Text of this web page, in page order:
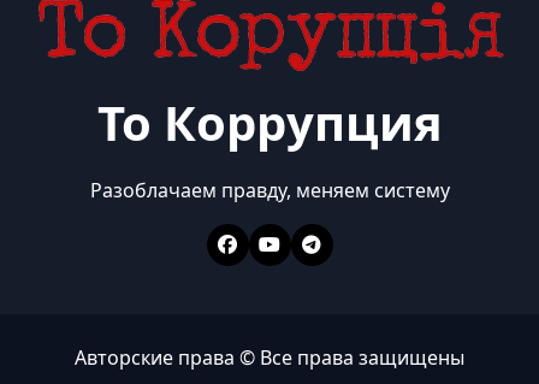
То Коррупция
Разоблачаем правду, меняем систему
Авторские права © Все права защищены